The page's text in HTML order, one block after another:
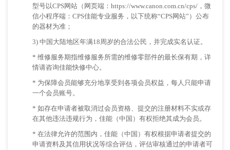
型号以CPS网站（网页端：https://www.canon.com.cn/cps/，微
信小程序端：CPS佳能专业服务，以下统称“CPS网站”）公布
的器材为准；
3) 中国大陆地区年满18周岁的合法公民，并完成实名认证。
* 维修服务期指维修服务所需的维修零部件的最长保有期，详
情请咨询佳能快修中心。
* 为保障会员能够充分地享受到各项会员权益，每人只能申请
一个会员账号。
* 如存在申请者被取消过会员资格、提交的注册材料不实或存
在其他违法违规行为，佳能（中国）有权拒绝其成为会员。
* 在法律允许的范围内，佳能（中国）有权根据申请者提交的
申请资料及其信用状况等综合评估，评估审核通过的申请者可